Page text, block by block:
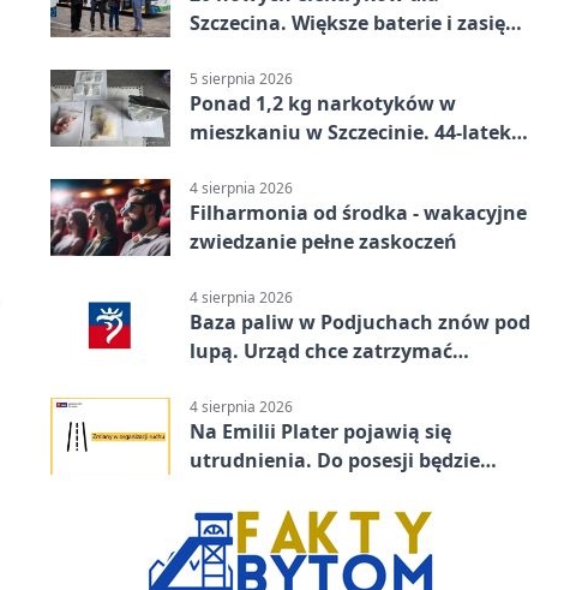
Szczecina. Większe baterie i zasięg
5 sierpnia 2026
Ponad 1,2 kg narkotyków w
mieszkaniu w Szczecinie. 44-latek
4 sierpnia 2026
Filharmonia od środka - wakacyjne
zwiedzanie pełne zaskoczeń
4 sierpnia 2026
Baza paliw w Podjuchach znów pod
lupą. Urząd chce zatrzymać
4 sierpnia 2026
Na Emilii Plater pojawią się
utrudnienia. Do posesji będzie